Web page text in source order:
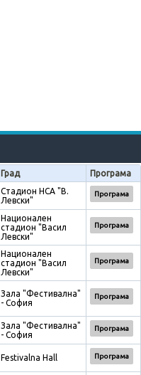
Град
Програма
Стадион НСА "В.
Левски"
Програма
Национален
стадион "Васил
Левски"
Програма
Национален
стадион "Васил
Левски"
Програма
Зала "Фестивална"
- София
Програма
Зала "Фестивална"
- София
Програма
Festivalna Hall Програма